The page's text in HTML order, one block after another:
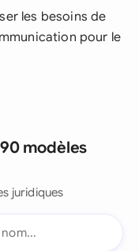
les besoins de
pour le
modèles
juridiques